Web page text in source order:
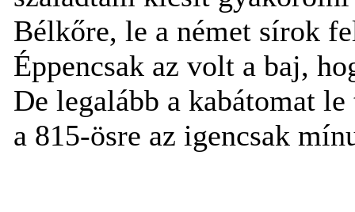
Bélkőre, le a német sírok
Éppencsak az volt a baj,
De legalább a kabátomat
a 815-ösre az igencsak